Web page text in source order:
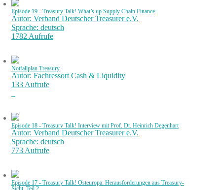
Episode 19 - Treasury Talk! What’s up Supply Chain Finance
Autor: Verband Deutscher Treasurer e.V.
Sprache: deutsch
1782 Aufrufe
Notfallplan Treasury
Autor: Fachressort Cash & Liquidity
133 Aufrufe
Episode 18 - Treasury Talk! Interview mit Prof. Dr. Heinrich Degenhart
Autor: Verband Deutscher Treasurer e.V.
Sprache: deutsch
773 Aufrufe
Episode 17 - Treasury Talk! Osteuropa: Herausforderungen aus Treasury-
Sicht, Teil 2